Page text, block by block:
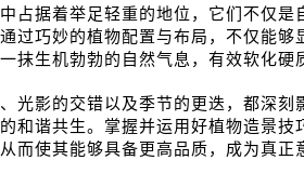
占据着举足轻重的地位，它们不仅
过巧妙的植物配置与布局，不仅能
抹生机勃勃的自然气息，有效软化硬
光影的交错以及季节的更迭，都深
和谐共生。掌握并运用好植物造景
而使其能够具备更高品质，成为真正